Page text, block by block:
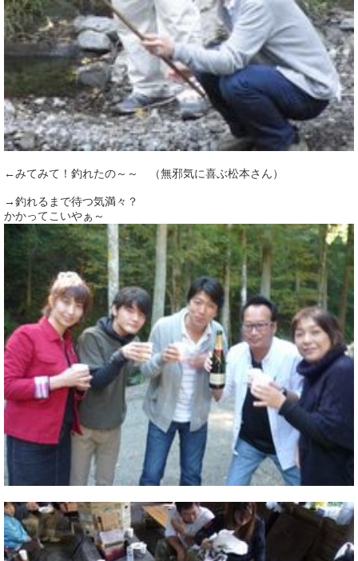
←みてみて！釣れたの～～ （無邪気に喜ぶ松本さん）
→釣れるまで待つ気満々？
かかってこいやぁ～